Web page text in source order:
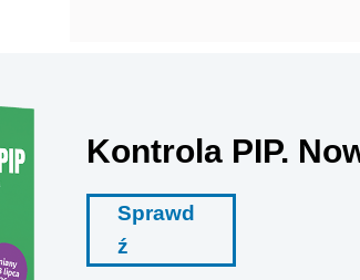
Kontrola PIP.
Sprawd
ź